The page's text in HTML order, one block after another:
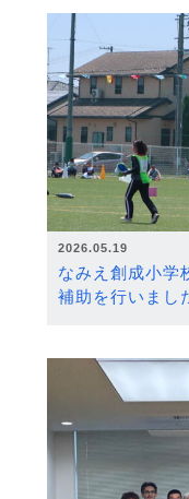
2026.05.19
なみえ創成小学
補助を行いまし